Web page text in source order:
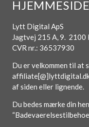
Lytt Digital ApS
Jagtvej 215 A, 9. 2100
CVR nr.: 36537930
Du er velkommen til at
af siden eller lignende.
Du bedes mærke din